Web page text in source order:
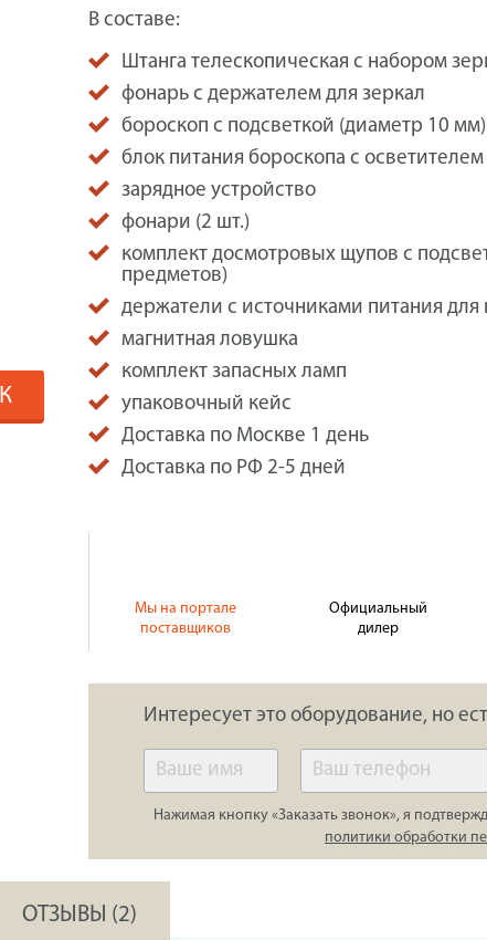
В составе:
Штанга телескопическая с набором
фонарь с держателем для зеркал
бороскоп с подсветкой (диаметр 10 мм)
блок питания бороскопа с осветителем
зарядное устройство
фонари (2 шт.)
комплект досмотровых щупов с
предметов)
держатели с источниками питания для
магнитная ловушка
комплект запасных ламп
упаковочный кейс
Доставка по Москве 1 день
Доставка по РФ 2-5 дней
Мы на портале
поставщиков
Официальный
дилер
Интересует это оборудование, но
Нажимая кнопку «Заказать звонок», я
политики обработки
ОТЗЫВЫ (2)